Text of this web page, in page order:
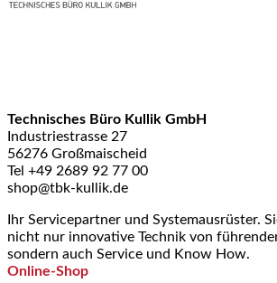
Technisches Büro Kullik GmbH
Industriestrasse 27
56276 Großmaischeid
Tel +49 2689 92 77 00
shop@tbk-kullik.de
Ihr Servicepartner und Systemausrüster.
nicht nur innovative Technik von
sondern auch Service und Know How.
Online-Shop